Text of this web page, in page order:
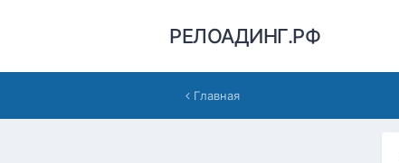
РЕЛОАДИНГ.РФ
Главная